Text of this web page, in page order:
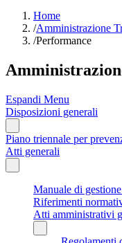
Home
/Amministrazione
/Performance
Espandi Menu
Disposizioni generali
Piano triennale per
Atti generali
Manuale di
Riferimenti
Atti amministrativi